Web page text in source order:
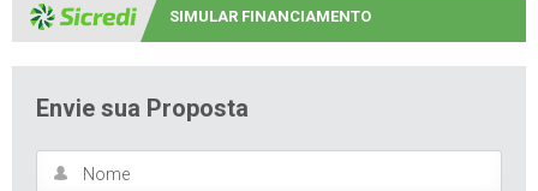
SIMULAR FINANCIAMENTO
Envie sua Proposta